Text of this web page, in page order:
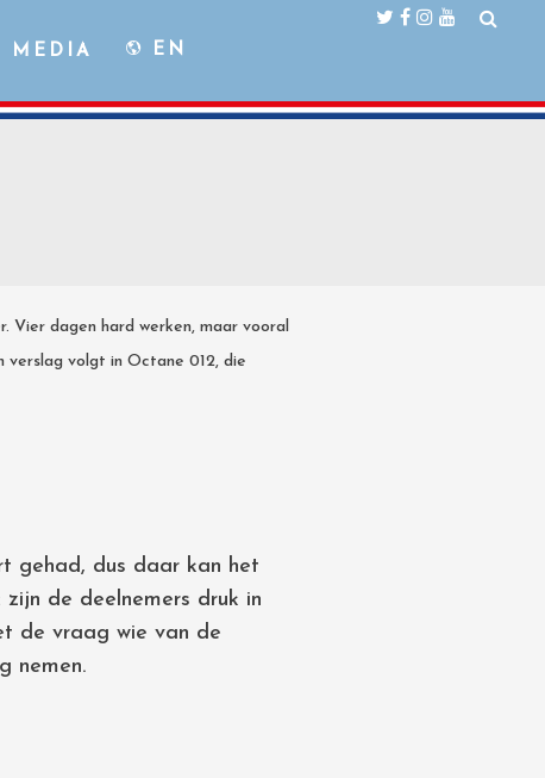
MEDIA EN
Vier dagen hard werken, maar vooral
verslag volgt in Octane 012, die
gehad, dus daar kan het
de deelnemers druk in
de vraag wie van de
nemen.